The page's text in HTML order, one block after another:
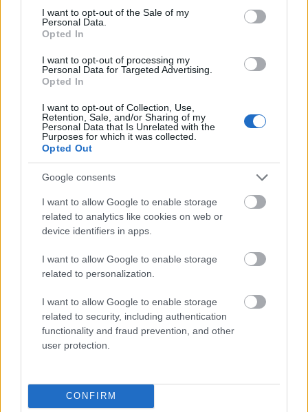
consent section.
I want to opt-out of the Sale of my
Personal Data.
Opted In
I want to opt-out of processing my
Personal Data for Targeted Advertising.
Opted In
I want to opt-out of Collection, Use,
Retention, Sale, and/or Sharing of my
Personal Data that Is Unrelated with the
Purposes for which it was collected.
Opted Out
Google consents
I want to allow Google to enable storage
related to analytics like cookies on web or
device identifiers in apps.
I want to allow Google to enable storage
related to personalization.
I want to allow Google to enable storage
related to security, including authentication
functionality and fraud prevention, and other
user protection.
CONFIRM
Mogą Cię zainteresować również hasła
jeepney
prokrastynacja
muza
polisemia
imbus